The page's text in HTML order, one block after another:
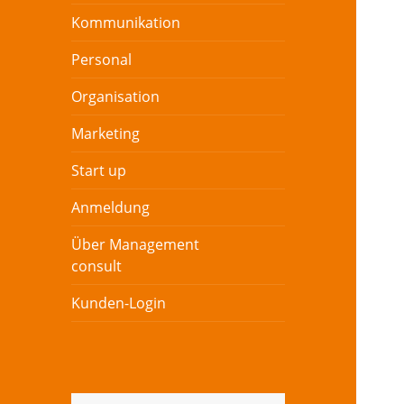
Kommunikation
Personal
Organisation
Marketing
Start up
Anmeldung
Über Management
consult
Kunden-Login